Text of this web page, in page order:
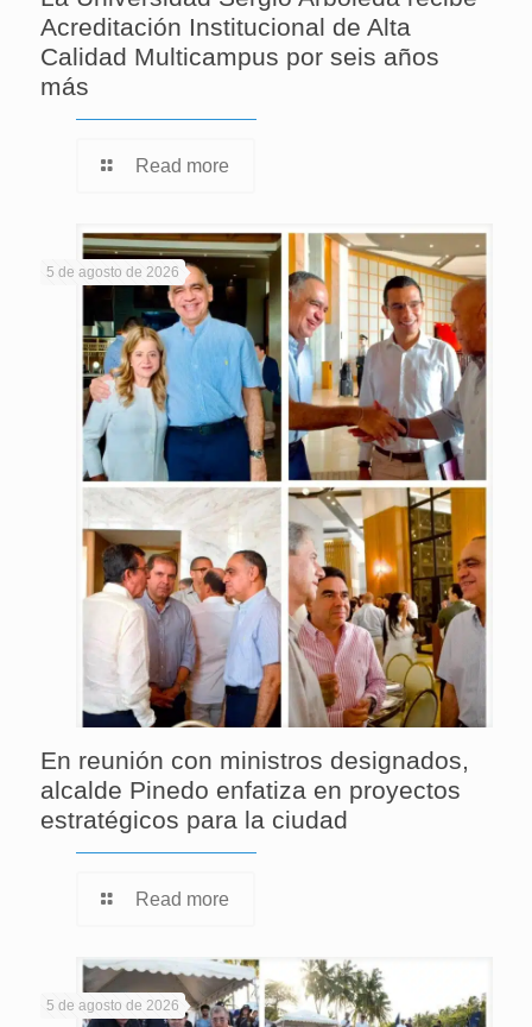
Acreditación Institucional de Alta
Calidad Multicampus por seis años
más
Read more
5 de agosto de 2026
En reunión con ministros designados,
alcalde Pinedo enfatiza en proyectos
estratégicos para la ciudad
Read more
5 de agosto de 2026